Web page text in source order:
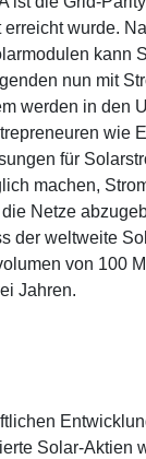
erreicht wurde.
kann
nun mit
werden in den
wie
für
machen,
Netze
der weltweite
von 100
Jahren.
Solar-Aktien